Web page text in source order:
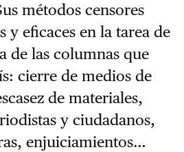
métodos censores
y eficaces en la tarea de
de las columnas que
cierre de medios de
de materiales,
y ciudadanos,
enjuiciamientos…